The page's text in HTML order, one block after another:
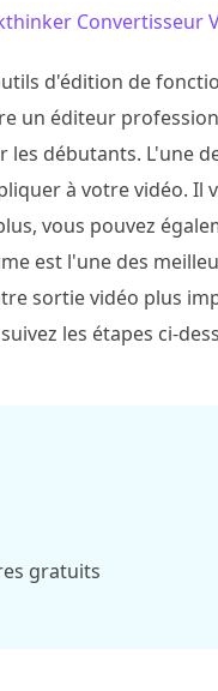
Convertisseur
d'édition de
un éditeur
les débutants. L'une
à votre vidéo.
vous pouvez
est l'une des
sortie vidéo plus
les étapes ci-
gratuits